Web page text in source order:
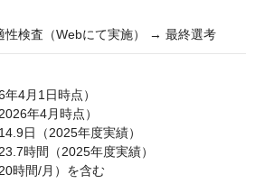
検査（Webにて実施） → 最終選考
4月1日時点）
年4月時点）
日（2025年度実績）
時間（2025年度実績）
時間/月）を含む